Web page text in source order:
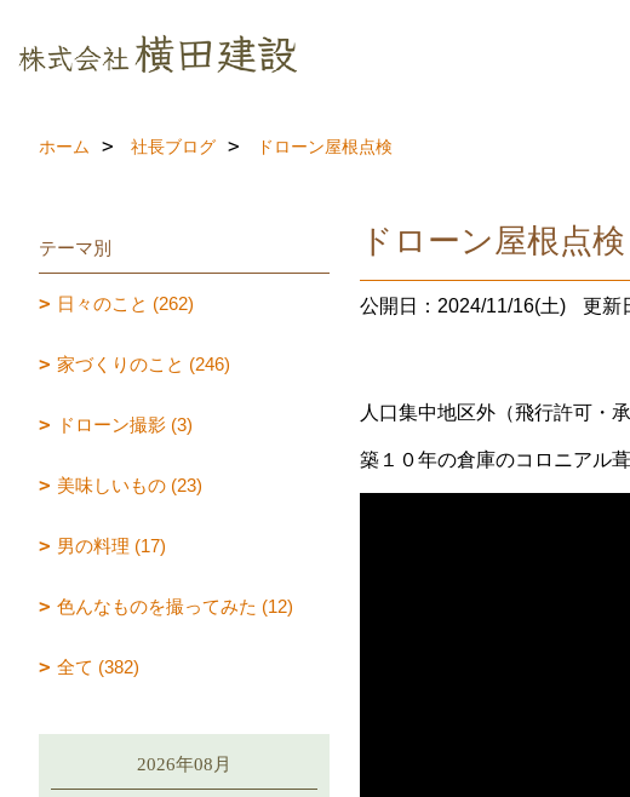
ホーム 社長ブログ ドローン屋根点検
ドローン屋根点検
公開日：2024/11/16(土) 更新
人口集中地区外（飛行許可・
築１０年の倉庫のコロニアル
テーマ別
日々のこと (262)
家づくりのこと (246)
ドローン撮影 (3)
美味しいもの (23)
男の料理 (17)
色んなものを撮ってみた (12)
全て (382)
2026年08月